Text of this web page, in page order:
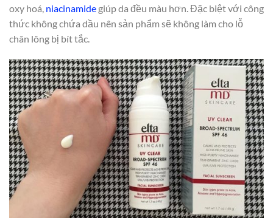
oxy hoá, niacinamide giúp da đều màu hơn. Đặc biệt với công
thức không chứa dầu nên sản phẩm sẽ không làm cho lỗ
chân lông bị bít tắc.